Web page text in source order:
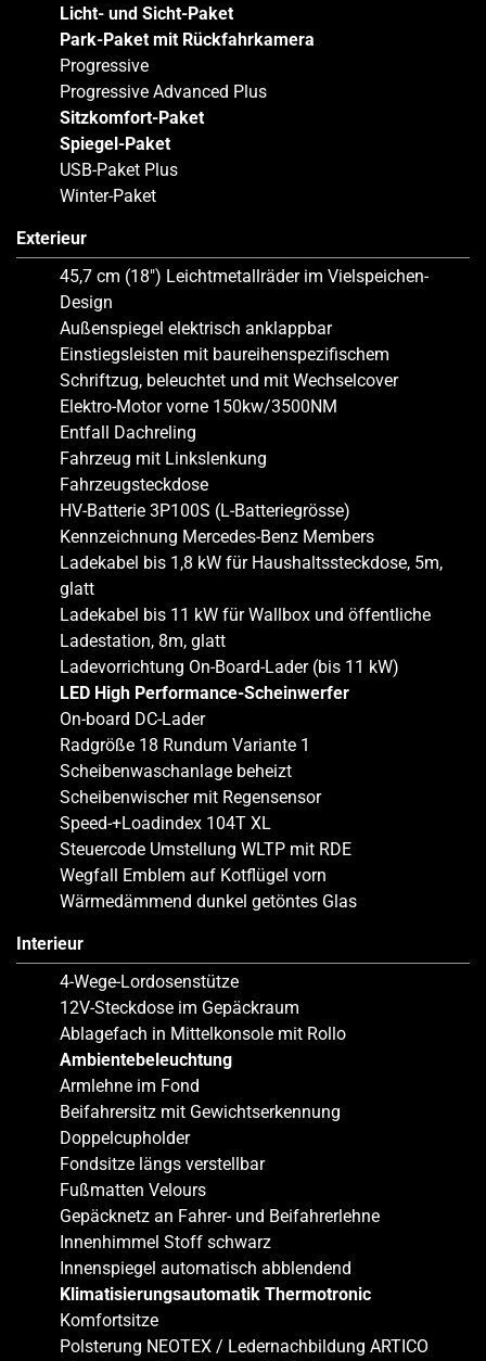
Licht- und Sicht-Paket
Park-Paket mit Rückfahrkamera
Progressive
Progressive Advanced Plus
Sitzkomfort-Paket
Spiegel-Paket
USB-Paket Plus
Winter-Paket
Exterieur
45,7 cm (18″) Leichtmetallräder im Vielspeichen-
Design
Außenspiegel elektrisch anklappbar
Einstiegsleisten mit baureihenspezifischem
Schriftzug, beleuchtet und mit Wechselcover
Elektro-Motor vorne 150kw/3500NM
Entfall Dachreling
Fahrzeug mit Linkslenkung
Fahrzeugsteckdose
HV-Batterie 3P100S (L-Batteriegrösse)
Kennzeichnung Mercedes-Benz Members
Ladekabel bis 1,8 kW für Haushaltssteckdose, 5m,
glatt
Ladekabel bis 11 kW für Wallbox und öffentliche
Ladestation, 8m, glatt
Ladevorrichtung On-Board-Lader (bis 11 kW)
LED High Performance-Scheinwerfer
On-board DC-Lader
Radgröße 18 Rundum Variante 1
Scheibenwaschanlage beheizt
Scheibenwischer mit Regensensor
Speed-+Loadindex 104T XL
Steuercode Umstellung WLTP mit RDE
Wegfall Emblem auf Kotflügel vorn
Wärmedämmend dunkel getöntes Glas
Interieur
4-Wege-Lordosenstütze
12V-Steckdose im Gepäckraum
Ablagefach in Mittelkonsole mit Rollo
Ambientebeleuchtung
Armlehne im Fond
Beifahrersitz mit Gewichtserkennung
Doppelcupholder
Fondsitze längs verstellbar
Fußmatten Velours
Gepäcknetz an Fahrer- und Beifahrerlehne
Innenhimmel Stoff schwarz
Innenspiegel automatisch abblendend
Klimatisierungsautomatik Thermotronic
Komfortsitze
Polsterung NEOTEX / Ledernachbildung ARTICO